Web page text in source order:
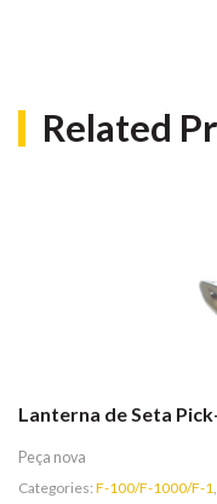
Related
Lanterna de Seta
Peça nova
Categories: F-100/F-1000/F-1